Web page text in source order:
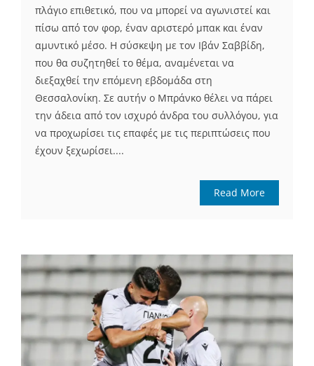
πλάγιο επιθετικό, που να μπορεί να αγωνιστεί και
πίσω από τον φορ, έναν αριστερό μπακ και έναν
αμυντικό μέσο. Η σύσκεψη με τον Ιβάν Σαββίδη,
που θα συζητηθεί το θέμα, αναμένεται να
διεξαχθεί την επόμενη εβδομάδα στη
Θεσσαλονίκη. Σε αυτήν ο Μπράνκο θέλει να πάρει
την άδεια από τον ισχυρό άνδρα του συλλόγου, για
να προχωρίσει τις επαφές με τις περιπτώσεις που
έχουν ξεχωρίσει....
Read More